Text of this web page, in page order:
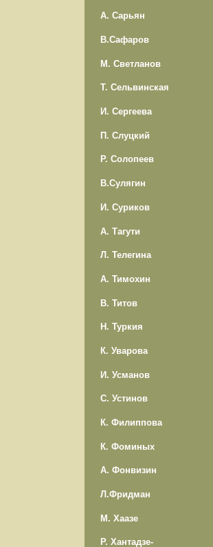
А. Сарьян
В.Сафаров
М. Светланов
Т. Сельвинская
И. Сергеева
П. Слуцкий
Р. Солопеев
В.Сулягин
И. Суриков
А. Тагути
Л. Телегина
А. Тимохин
В. Титов
Н. Туркия
К. Уварова
И. Усманов
С. Устинов
К. Филиппова
К. Фоминых
А. Фонвизин
Л.Фридман
М. Хаазе
Р. Хантадзе-